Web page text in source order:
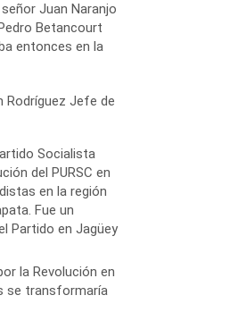
Juan Naranjo
Betancourt
entonces en la
Rodríguez Jefe de
Socialista
del PURSC en
en la región
Fue un
Partido en Jagüey
la Revolución en
se transformaría